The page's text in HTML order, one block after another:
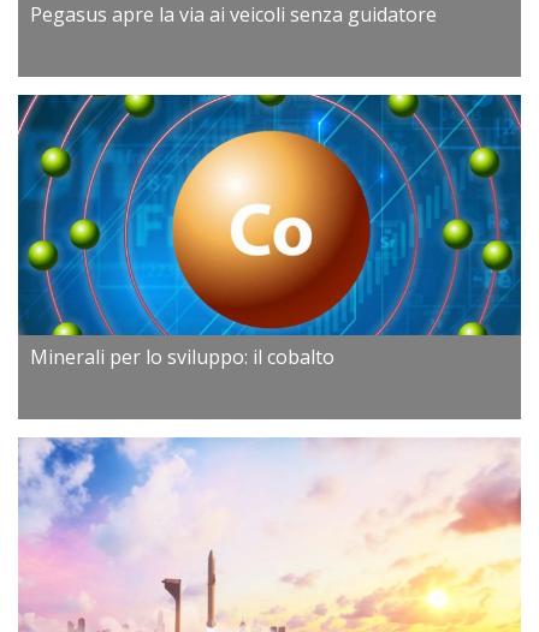
Pegasus apre la via ai veicoli senza guidatore
Minerali per lo sviluppo: il cobalto